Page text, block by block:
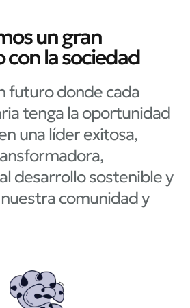
un gran
la sociedad
futuro donde cada
tenga la oportunidad
una líder exitosa,
desarrollo sostenible y
comunidad y